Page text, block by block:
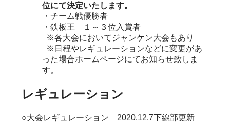
位にて決定いたします。
・チーム戦優勝者
・鉄板王 １～３位入賞者
※各大会においてジャンケン大会もあり
※日程やレギュレーションなどに変更があ
った場合ホームページにてお知らせ致しま
す。
レギュレーション
○大会レギュレーション 2020.12.7下線部更新